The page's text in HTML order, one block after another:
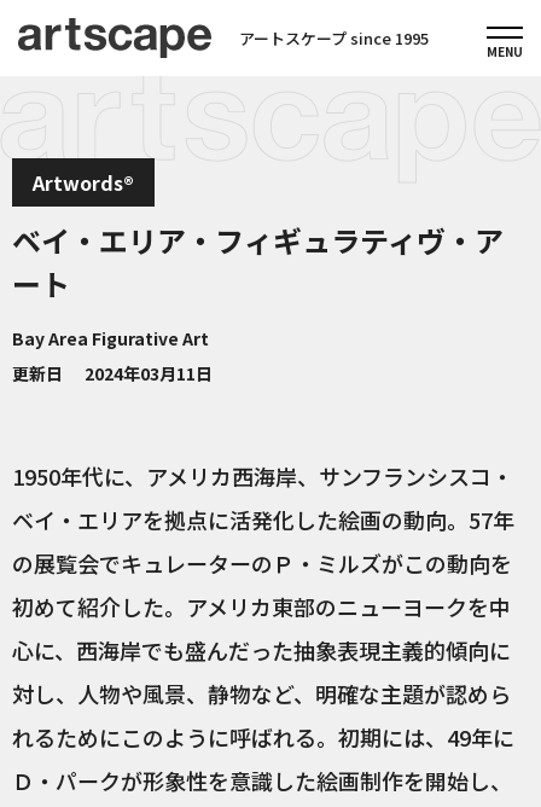
アートスケープ since 1995
Artwords®
ベイ・エリア・フィギュラティヴ・ア
ート
Bay Area Figurative Art
更新日
2024年03月11日
1950年代に、アメリカ西海岸、サンフランシスコ・
ベイ・エリアを拠点に活発化した絵画の動向。57年
の展覧会でキュレーターのＰ・ミルズがこの動向を
初めて紹介した。アメリカ東部のニューヨークを中
心に、西海岸でも盛んだった抽象表現主義的傾向に
対し、人物や風景、静物など、明確な主題が認めら
れるためにこのように呼ばれる。初期には、49年に
Ｄ・パークが形象性を意識した絵画制作を開始し、